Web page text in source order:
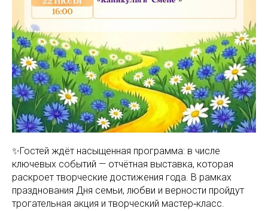
✨Гостей ждёт насыщенная программа: в числе
ключевых событий — отчётная выставка, которая
раскроет творческие достижения года. В рамках
празднования Дня семьи, любви и верности пройдут
трогательная акция и творческий мастер‑класс.